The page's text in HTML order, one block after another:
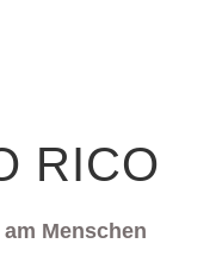
RICO
Menschen